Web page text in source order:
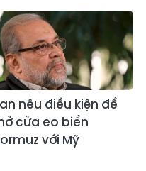
nêu điều kiện để
cửa eo biển
với Mỹ